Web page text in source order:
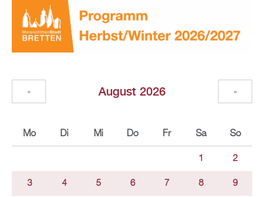
August 2026
« »
Mo Di Mi Do Fr Sa So
1 2
3 4 5 6 7 8 9